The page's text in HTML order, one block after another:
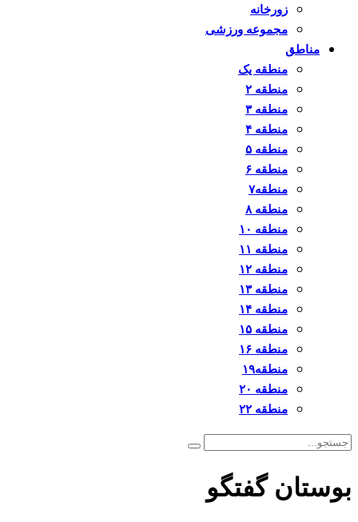
زورخانه
مجموعه ورزشی
مناطق
منطقه یک
منطقه ۲
منطقه ۳
منطقه ۴
منطقه ۵
منطقه ۶
منطقه۷
منطقه ۸
منطقه ۱۰
منطقه ۱۱
منطقه ۱۲
منطقه ۱۳
منطقه ۱۴
منطقه ۱۵
منطقه ۱۶
منطقه۱۹
منطقه ۲۰
منطقه ۲۲
بوستان گفتگو